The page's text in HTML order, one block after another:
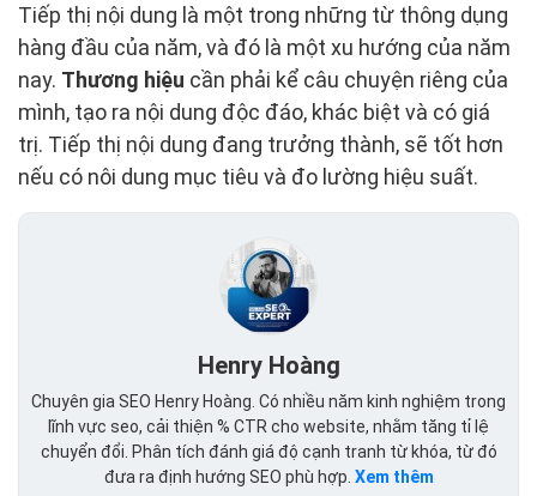
Tiếp thị nội dung là một trong những từ thông dụng
hàng đầu của năm, và đó là một xu hướng của năm
nay. Thương hiệu cần phải kể câu chuyện riêng của
mình, tạo ra nội dung độc đáo, khác biệt và có giá
trị. Tiếp thị nội dung đang trưởng thành, sẽ tốt hơn
nếu có nôi dung mục tiêu và đo lường hiệu suất.
Henry Hoàng
Chuyên gia SEO Henry Hoàng. Có nhiều năm kinh nghiệm trong
lĩnh vực seo, cải thiện % CTR cho website, nhằm tăng tỉ lệ
chuyển đổi. Phân tích đánh giá độ cạnh tranh từ khóa, từ đó
đưa ra định hướng SEO phù hợp. Xem thêm